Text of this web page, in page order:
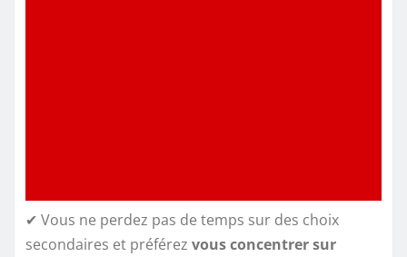
✔ Vous ne perdez pas de temps sur des choix
secondaires et préférez vous concentrer sur